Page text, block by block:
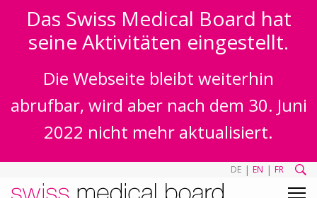
Das Swiss Medical Board hat
seine Aktivitäten eingestellt.
Die Webseite bleibt weiterhin
abrufbar, wird aber nach dem 30. Juni
2022 nicht mehr aktualisiert.
DE | EN | FR